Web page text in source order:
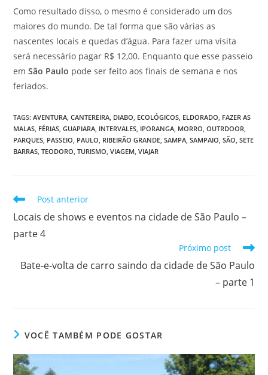
Como resultado disso, o mesmo é considerado um dos
maiores do mundo. De tal forma que são várias as
nascentes locais e quedas d’água. Para fazer uma visita
será necessário pagar R$ 12,00. Enquanto que esse passeio
emSão Paulo pode ser feito aos finais de semana e nos
feriados.
TAGS:AVENTURA, CANTEREIRA, DIABO, ECOLÓGICOS, ELDORADO, FAZER AS
MALAS, FÉRIAS, GUAPIARA, INTERVALES, IPORANGA, MORRO, OUTRDOOR,
PARQUES, PASSEIO, PAULO, RIBEIRÃO GRANDE, SAMPA, SAMPAIO, SÃO, SETE
BARRAS, TEODORO, TURISMO, VIAGEM, VIAJAR
Leia
artigos
Post anterior
Locais de shows e eventos na cidade de São Paulo –
parte 4
Próximo post
Bate-e-volta de carro saindo da cidade de São Paulo
– parte 1
VOCÊ TAMBÉM PODE GOSTAR